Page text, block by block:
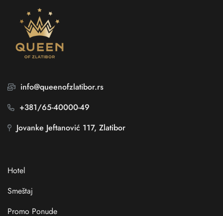
info@queenofzlatibor.rs
+381/65-40000-49
Jovanke Jeftanović 117, Zlatibor
Hotel
Smeštaj
Promo Ponude